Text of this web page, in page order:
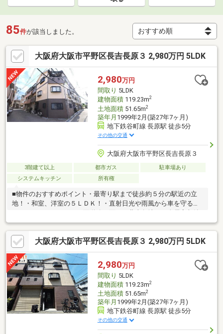
85件が該当しました。
大阪府大阪市平野区長吉長原３ 2,980万円 5LDK
2,980万円
間取り 5LDK
建物面積119.23m2
土地面積51.65m2
築年月 1999年2月(築27年7ヶ月)
地下鉄谷町線 長原駅 徒歩5分
その他の交通
大阪府大阪市平野区長吉長原３
3階建て以上 都市ガス
駐車場あり
システムキッチン
所有権
■物件のおすすめポイント・最寄り駅まで徒歩約５分の駅近の立
地！・和室、洋室の５ＬＤＫ！・直射日光や雨風から車を守るビ
付き！・２面バルコニー・コンビニが徒歩約５分の距離でちょっ
とした買い物に便利■周辺施設案内・イオン長吉店：約500ｍ（徒
歩7分）・ローソン長原駅西店：約350ｍ（徒歩5分）・平野長原
郵便局：約550ｍ（徒歩7分）・スターバックスコーヒーそよら長
原駅前店：約500ｍ（徒歩7分） 等
大阪府大阪市平野区長吉長原３ 2,980万円 5LDK
2,980万円
間取り 5LDK
建物面積119.23m2
土地面積51.65m2
築年月 1999年2月(築27年7ヶ月)
地下鉄谷町線 長原駅 徒歩5分
その他の交通